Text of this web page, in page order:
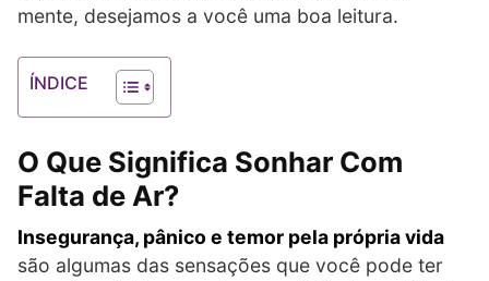
mente, desejamos a você uma boa leitura.
ÍNDICE
O Que Significa Sonhar Com
Falta de Ar?
Insegurança, pânico e temor pela própria vida
são algumas das sensações que você pode ter